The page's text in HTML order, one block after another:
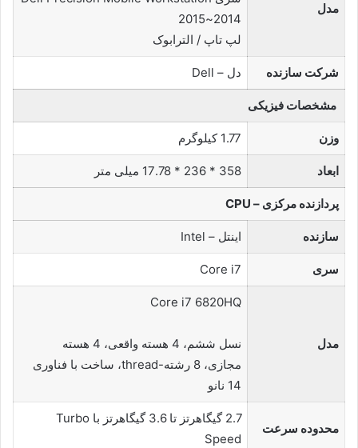
مدل
2014~2015
لپ تاپ / الترابوک
شرکت سازنده دل – Dell
مشخصات فیزیکی
وزن 1.77 کیلوگرم
ابعاد 358 * 236 * 17.78 میلی متر
پردازنده مرکزی – CPU
سازنده اینتل – Intel
سری Core i7
مدل
Core i7 6820HQ
نسل ششم، 4 هسته واقعی، 4 هسته
مجازی، 8 رشته-thread، ساخت با فناوری
14 نانو
محدوده سرعت
2.7 گیگاهرتز تا 3.6 گیگاهرتز با Turbo
Speed